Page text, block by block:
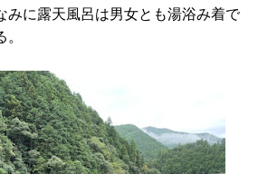
みに露天風呂は男女とも湯浴み着で